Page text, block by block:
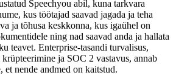
Speechyou abil, kuna tarkvara
kus töötajad saavad jagada ja teha
ja tõhusa keskkonna, kus igaühel on
ning nad saavad anda ja hallata
teavet. Enterprise-tasandi turvalisus,
ja SOC 2 vastavus, annab
nende andmed on kaitstud.